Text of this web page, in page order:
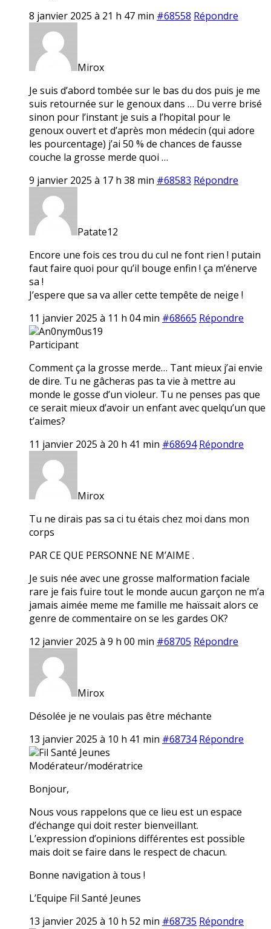
8 janvier 2025 à 21 h 47 min #68558 Répondre
Mirox
Je suis d’abord tombée sur le bas du dos puis je me
suis retournée sur le genoux dans … Du verre brisé
sinon pour l’instant je suis a l’hopital pour le
genoux ouvert et d’après mon médecin (qui adore
les pourcentage) j’ai 50 % de chances de fausse
couche la grosse merde quoi …
9 janvier 2025 à 17 h 38 min #68583 Répondre
Patate12
Encore une fois ces trou du cul ne font rien ! putain
faut faire quoi pour qu’il bouge enfin ! ça m’énerve
sa !
J’espere que sa va aller cette tempête de neige !
11 janvier 2025 à 11 h 04 min #68665 Répondre
An0nym0us19
Participant
Comment ça la grosse merde… Tant mieux j’ai envie
de dire. Tu ne gâcheras pas ta vie à mettre au
monde le gosse d’un violeur. Tu ne penses pas que
ce serait mieux d’avoir un enfant avec quelqu’un que
t’aimes?
11 janvier 2025 à 20 h 41 min #68694 Répondre
Mirox
Tu ne dirais pas sa ci tu étais chez moi dans mon
corps
PAR CE QUE PERSONNE NE M’AIME .
Je suis née avec une grosse malformation faciale
rare je fais fuire tout le monde aucun garçon ne m’a
jamais aimée meme me famille me haïssait alors ce
genre de commentaire on se les gardes OK?
12 janvier 2025 à 9 h 00 min #68705 Répondre
Mirox
Désolée je ne voulais pas être méchante
13 janvier 2025 à 10 h 41 min #68734 Répondre
Fil Santé Jeunes
Modérateur/modératrice
Bonjour,
Nous vous rappelons que ce lieu est un espace
d’échange qui doit rester bienveillant.
L’expression d’opinions différentes est possible
mais doit se faire dans le respect de chacun.
Bonne navigation à tous !
L’Equipe Fil Santé Jeunes
13 janvier 2025 à 10 h 52 min #68735 Répondre